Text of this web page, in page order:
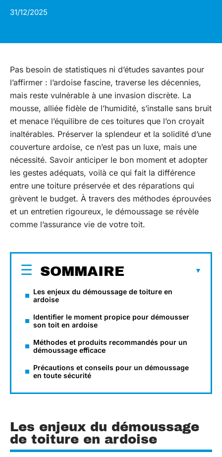
31/12/2025
Pas besoin de statistiques ni d’études savantes pour
l’affirmer : l’ardoise fascine, traverse les décennies,
mais reste vulnérable à une invasion discrète. La
mousse, alliée fidèle de l’humidité, s’installe sans bruit
et menace l’équilibre de ces toitures que l’on croyait
inaltérables. Préserver la splendeur et la solidité d’une
couverture ardoise, ce n’est pas un luxe, mais une
nécessité. Savoir anticiper le bon moment et adopter
les gestes adéquats, voilà ce qui fait la différence
entre une toiture préservée et des réparations qui
grèvent le budget. À travers des méthodes éprouvées
et un entretien rigoureux, le démoussage se révèle
comme l’assurance vie de votre toit.
SOMMAIRE
Les enjeux du démoussage de toiture en
ardoise
Identifier le moment propice pour démousser
son toit en ardoise
Méthodes et produits recommandés pour un
démoussage efficace
Précautions et conseils pour un démoussage
en toute sécurité
Les enjeux du démoussage
de toiture en ardoise